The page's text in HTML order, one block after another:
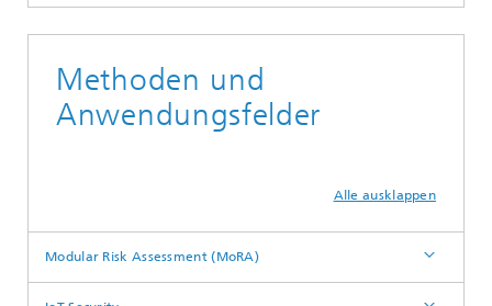
Methoden und
Anwendungsfelder
Alle ausklappen
Modular Risk Assessment (MoRA)